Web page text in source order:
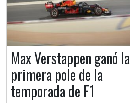
Max Verstappen ganó la
primera pole de la
temporada de F1